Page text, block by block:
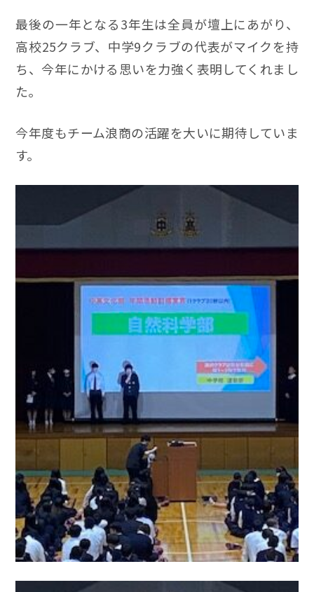
最後の一年となる3年生は全員が壇上にあがり、
高校25クラブ、中学9クラブの代表がマイクを持
ち、今年にかける思いを力強く表明してくれまし
た。
今年度もチーム浪商の活躍を大いに期待していま
す。